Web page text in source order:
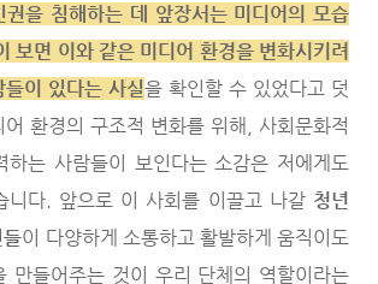
권을 침해하는 데 앞장서는 미디어의 모습
보면 이와 같은 미디어 환경을 변화시키려
이 있다는 사실을 확인할 수 있었다고 덧
환경의 구조적 변화를 위해, 사회문화적
하는 사람들이 보인다는 소감은 저에게도
니다. 앞으로 이 사회를 이끌고 나갈 청년
이 다양하게 소통하고 활발하게 움직이도
만들어주는 것이 우리 단체의 역할이라는